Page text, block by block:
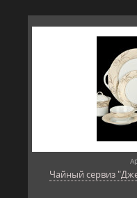
Чайный сервиз